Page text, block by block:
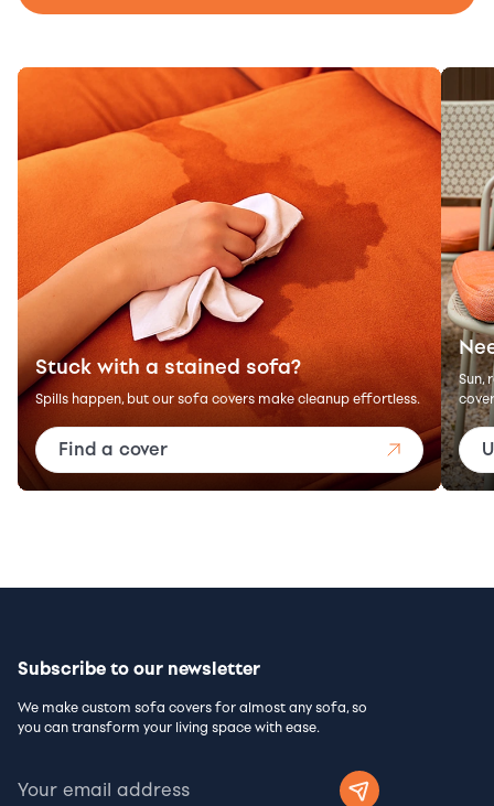
Stuck with a stained sofa?
Spills happen, but our sofa covers make cleanup effortless.
Find a cover
Sun,
Subscribe to our newsletter
We make custom sofa covers for almost any sofa, so
you can transform your living space with ease.